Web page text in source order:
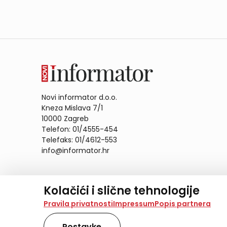
Kolačići i slične tehnologije
Na našoj web stranici koristimo kolačiće i slične
analiziramo promet na stranici te prikazujemo
također koriste ove tehnologije.
Pravila privatnostiImpressumPopis partnera
Novi informator d.o.o.
Kneza Mislava 7/1
10000 Zagreb
Telefon: 01/4555-454
Telefaks: 01/4612-553
info@informator.hr